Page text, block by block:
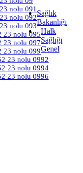
Sağlık
Bakanlığı
Halk
Sağlığı
Genel